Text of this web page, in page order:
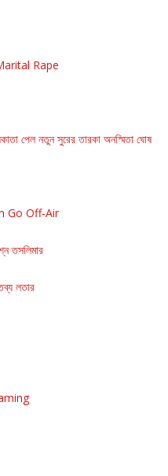
Rape
পেল নতুন সুরের তারকা অনস্মিতা ঘোষ
Go Off-Air
তসলিমার
লতার